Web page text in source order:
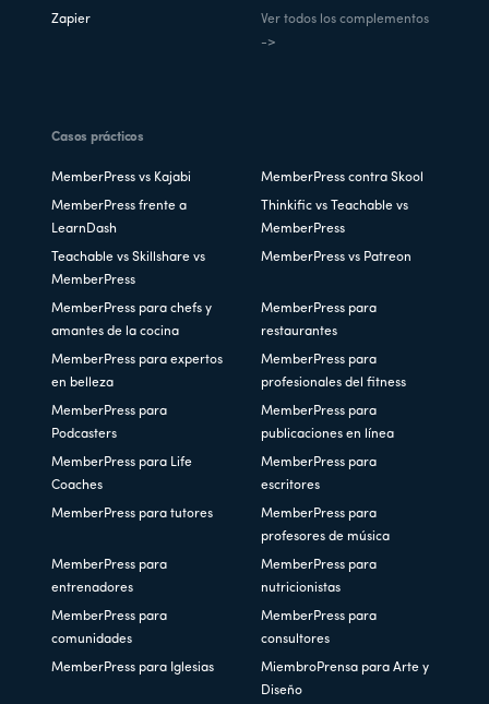
Zapier
Ver todos los complementos
->
Casos prácticos
MemberPress vs Kajabi MemberPress contra Skool
MemberPress frente a
LearnDash
Thinkific vs Teachable vs
MemberPress
Teachable vs Skillshare vs
MemberPress
MemberPress vs Patreon
MemberPress para chefs y
amantes de la cocina
MemberPress para
restaurantes
MemberPress para expertos
en belleza
MemberPress para
profesionales del fitness
MemberPress para
Podcasters
MemberPress para
publicaciones en línea
MemberPress para Life
Coaches
MemberPress para
escritores
MemberPress para tutores
MemberPress para
profesores de música
MemberPress para
entrenadores
MemberPress para
nutricionistas
MemberPress para
comunidades
MemberPress para
consultores
MemberPress para Iglesias
MiembroPrensa para Arte y
Diseño